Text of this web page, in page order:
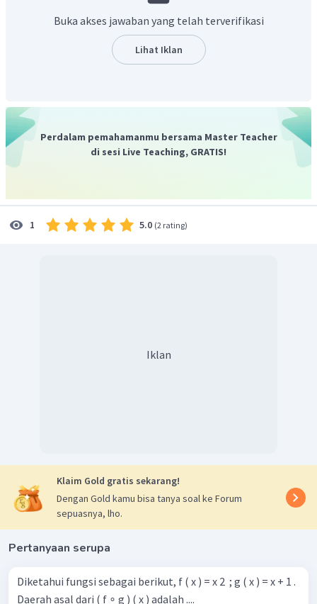
Buka akses jawaban yang telah terverifikasi
Lihat Iklan
Perdalam pemahamanmu bersama Master Teacher
di sesi Live Teaching, GRATIS!
1 5.0 (2 rating)
Iklan
Klaim Gold gratis sekarang!
Dengan Gold kamu bisa tanya soal ke Forum
sepuasnya, lho.
Pertanyaan serupa
Diketahui fungsi sebagai berikut, f ( x ) = x 2 ​ ; g ( x ) = x + 1 .
Daerah asal dari ( f ∘ g ) ( x ) adalah ....